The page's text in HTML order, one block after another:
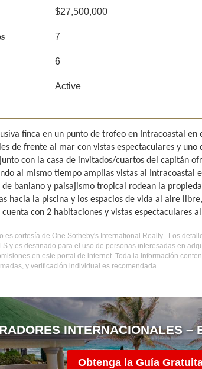
$27,500,000
7
6
Active
finca en un punto de trofeo en Intracoastal
de frente al mar con vistas espectaculares y
con la casa de invitados/cuartos del capitán
al mismo tiempo amplias vistas al Intracoastal
de baniano y paisajismo tropical rodean la
hacia la piscina y los espacios de vida al aire
con 2 habitaciones y vistas espectaculares
es cortesía de One Sotheby's International Realty . Los
y es destinado para el uso de personas interesadas en
en este portal de internet. Toda la información
y verificación individual es recomendada.
INTERNACIONALES –
Obtenga la Guía